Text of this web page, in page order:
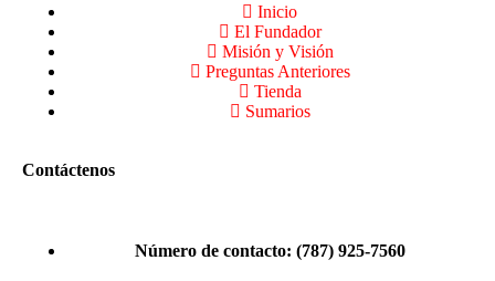
Inicio
El Fundador
Misión y Visión
Preguntas Anteriores
Tienda
Sumarios
Contáctenos
Número de contacto: (787) 925-7560